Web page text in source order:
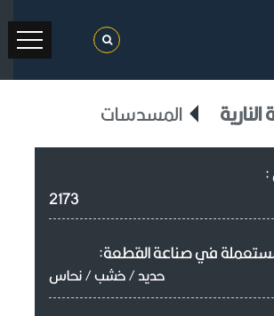
المسدسات
:
2173
في صناعة القطعة:
حديد / خشب / نحاس